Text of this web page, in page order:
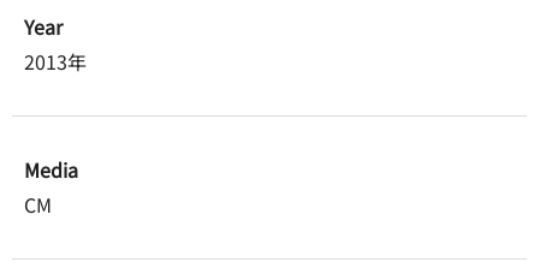
Year
2013年
Media
CM